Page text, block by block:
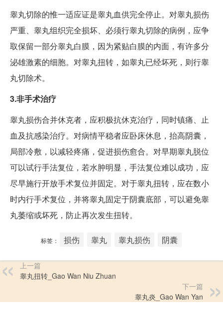
睾丸切除的惟一适应证是睾丸血供完全停止。对睾丸损伤
严重、睾丸组织完全损坏、必须行睾丸切除的病例，应争
取保留一部分睾丸白膜，因为紧贴白膜的内面，有许多分
泌雄激素的细胞。对睾丸扭转，如睾丸已经坏死，则行睾
丸切除术。
3.非手术治疗
睾丸损伤合并休克者，应积极抗休克治疗，同时镇痛、止
血及抗感染治疗。对病情平稳者应卧床休息，抬高阴囊，
局部冷敷，以减轻疼痛，促进损伤愈合。对早期睾丸脱位
可以试行手法复位，若水肿明显，手法复位难以成功，应
尽早施行开放手术复位并固定。对于睾丸扭转，应在数小
时内行手术复位，并将睾丸固定于阴囊底部，可以避免睾
丸萎缩或坏死，防止再次发生扭转。
标签： 损伤 睾丸 睾丸损伤 阴囊
上一篇
睾丸扭转_Gao Wan Niu Zhuan
下一篇
睾丸炎_Gao Wan Yan